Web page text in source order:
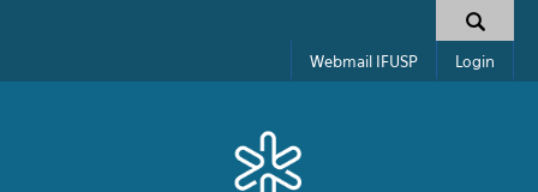
Formulário de busca
Webmail IFUSP Login